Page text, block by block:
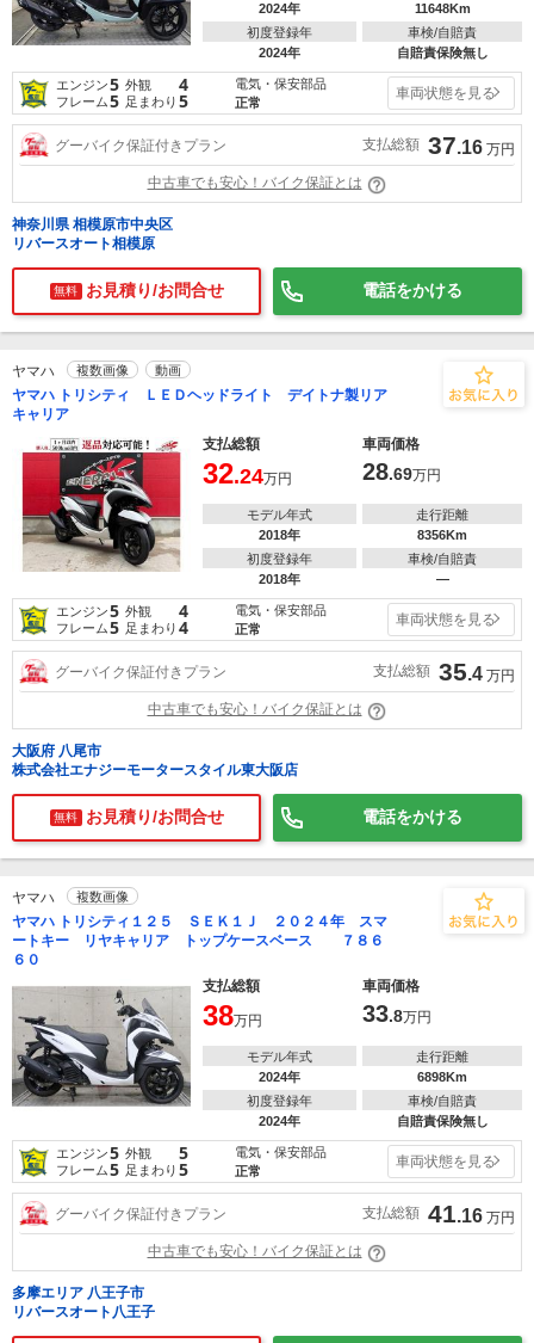
2024年
11648Km
初度登録年
2024年
車検/自賠責
自賠責保険無し
エンジン5 外観 4
フレーム5 足まわり 5
電気・保安部品
正常
車両状態を見る
グーバイク保証付きプラン 支払総額 37.16 万円
中古車でも安心！バイク保証とは
神奈川県 相模原市中央区
リバースオート相模原
無料 お見積り/お問合せ 電話をかける
ヤマハ 複数画像 動画
ヤマハ トリシティ ＬＥＤヘッドライト デイトナ製リア
キャリア
支払総額
車両価格
32.24万円 28.69万円
モデル年式
2018年
走行距離
8356Km
初度登録年
2018年
車検/自賠責
―
エンジン5 外観 4
フレーム5 足まわり 4
電気・保安部品
正常
車両状態を見る
グーバイク保証付きプラン 支払総額 35.4 万円
中古車でも安心！バイク保証とは
大阪府 八尾市
株式会社エナジーモータースタイル東大阪店
無料 お見積り/お問合せ 電話をかける
ヤマハ 複数画像
ヤマハ トリシティ１２５ ＳＥＫ１Ｊ ２０２４年 スマ
ートキー リヤキャリア トップケースベース ７８６
６０
支払総額
車両価格
38万円 33.8万円
モデル年式
2024年
走行距離
6898Km
初度登録年
2024年
車検/自賠責
自賠責保険無し
エンジン5 外観 5
フレーム5 足まわり 5
電気・保安部品
正常
車両状態を見る
グーバイク保証付きプラン 支払総額 41.16 万円
中古車でも安心！バイク保証とは
多摩エリア 八王子市
リバースオート八王子